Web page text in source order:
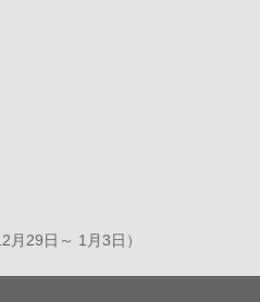
29日～ 1月3日）